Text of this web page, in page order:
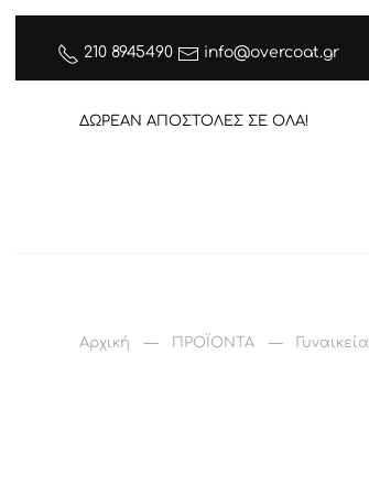
210 8945490 info@overcoat.gr
ΔΩΡΕΑΝ ΑΠΟΣΤΟΛΕΣ ΣΕ ΟΛΑ!
Αρχική ΠΡΟΪΟΝΤΑ Γυναικεία